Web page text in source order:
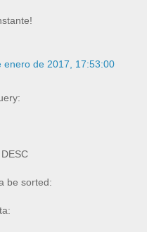
enero de 2017, 17:53:00
be sorted: